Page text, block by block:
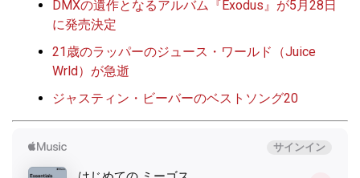
DMXの遺作となるアルバム『Exodus』が5月28日
に発売決定
21歳のラッパーのジュース・ワールド（Juice
Wrld）が急逝
ジャスティン・ビーバーのベストソング20